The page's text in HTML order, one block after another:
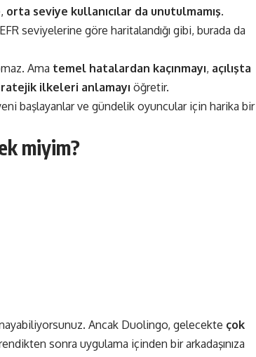
orta seviye kullanıcılar da unutulmamış.
seviyelerine göre haritalandığı gibi, burada da
Ama temel hatalardan kaçınmayı, açılışta
ilkeleri anlamayı öğretir.
başlayanlar ve gündelik oyuncular için harika bir
miyim?
Ancak Duolingo, gelecekte çok
sonra uygulama içinden bir arkadaşınıza